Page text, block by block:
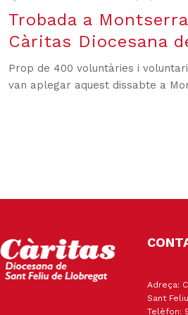
Trobada a
Càritas Diocesana
Prop de 400 voluntàries i
van aplegar aquest dissabte a
Adreça:
Sant
Telèfon: